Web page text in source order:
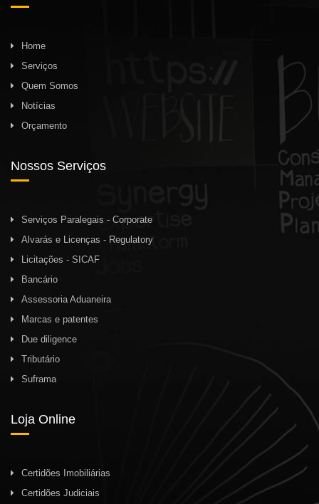
Home
Serviços
Quem Somos
Notícias
Orçamento
Nossos Serviços
Serviços Paralegais - Corporate
Alvarás e Licenças - Regulatory
Licitações - SICAF
Bancário
Assessoria Aduaneira
Marcas e patentes
Due diligence
Tributário
Suframa
Loja Online
Certidões Imobiliárias
Certidões Judiciais